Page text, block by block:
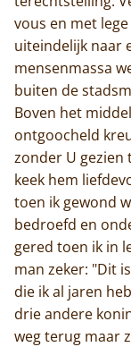
vous en met
uiteindelijk naar
mensenmassa
buiten de
Boven het
ontgoocheld
zonder U gezien
keek hem
toen ik gewond
bedroefd en
gered toen ik in
man zeker: "Dit
die ik al jaren
drie andere
weg terug maar